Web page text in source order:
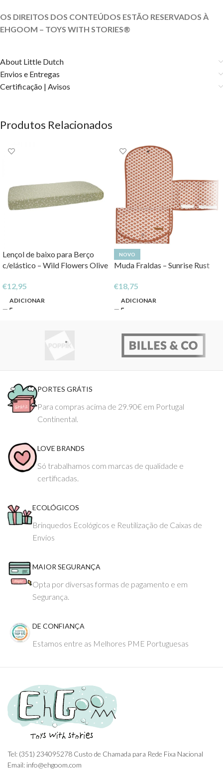
OS DIREITOS DOS CONTEÚDOS ESTÃO RESERVADOS À
EHGOOM – TOYS WITH STORIES®️
About Little Dutch
Envios e Entregas
Certificação | Avisos
Produtos Relacionados
Lençol de baixo para Berço
c/elástico – Wild Flowers Olive
€12,95
ADICIONAR
NOVO
Muda Fraldas – Sunrise Rust
€18,75
ADICIONAR
PORTES GRÁTIS
Para compras acima de 29.90€ em Portugal
Continental.
LOVE BRANDS
Só trabalhamos com marcas de qualidade e
certificadas.
ECOLÓGICOS
Brinquedos Ecológicos e Reutilização de Caixas de
Envios
MAIOR SEGURANÇA
Opta por diversas formas de pagamento e em
Segurança.
DE CONFIANÇA
Estamos entre as Melhores PME Portuguesas
Tel: (351) 234095278 Custo de Chamada para Rede Fixa Nacional
Email: info@ehgoom.com